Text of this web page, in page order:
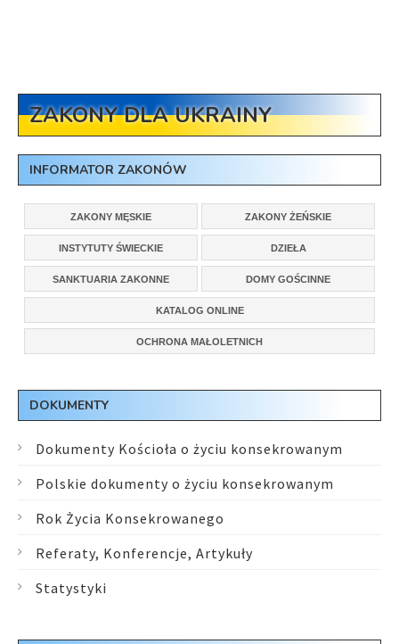
ZAKONY DLA UKRAINY
INFORMATOR ZAKONÓW
ZAKONY MĘSKIE ZAKONY ŻEŃSKIE
INSTYTUTY ŚWIECKIE DZIEŁA
SANKTUARIA ZAKONNE DOMY GOŚCINNE
KATALOG ONLINE
OCHRONA MAŁOLETNICH
DOKUMENTY
Dokumenty Kościoła o życiu konsekrowanym
Polskie dokumenty o życiu konsekrowanym
Rok Życia Konsekrowanego
Referaty, Konferencje, Artykuły
Statystyki